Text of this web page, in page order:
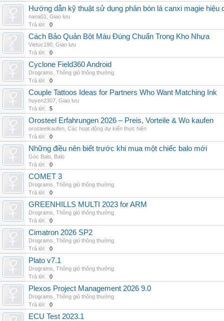
Hướng dẫn kỹ thuật sử dụng phân bón lá canxi magie hiệu
nana01
Giao lưu
Trả lời:
0
Cách Bảo Quản Bột Màu Đúng Chuẩn Trong Kho Nhựa
Vietuc190 Giao lưu
Trả lời:
0
Cyclone Field360 Android
Drograms Thông gió thông thường
Trả lời:
0
Couple Tattoos Ideas for Partners Who Want Matching Ink
huyen2307 Giao lưu
Trả lời:
5
Orosteel Erfahrungen 2026 – Preis, Vorteile & Wo kaufen
orosteelkaufen Các hoạt động dự kiến thực hiện
Trả lời:
0
Những điều nên biết trước khi mua một chiếc balo mới
Góc Balo Balo
Trả lời:
0
COMET 3
Drograms Thông gió thông thường
Trả lời:
0
GREENHILLS MULTI 2023 for ARM
Drograms Thông gió thông thường
Trả lời:
0
Cimatron 2026 SP2
Drograms Thông gió thông thường
Trả lời:
0
Plato v7.1
Drograms Thông gió thông thường
Trả lời:
0
Plexos Project Management 2026 9.0
Drograms Thông gió thông thường
Trả lời:
0
ECU Test 2023.1